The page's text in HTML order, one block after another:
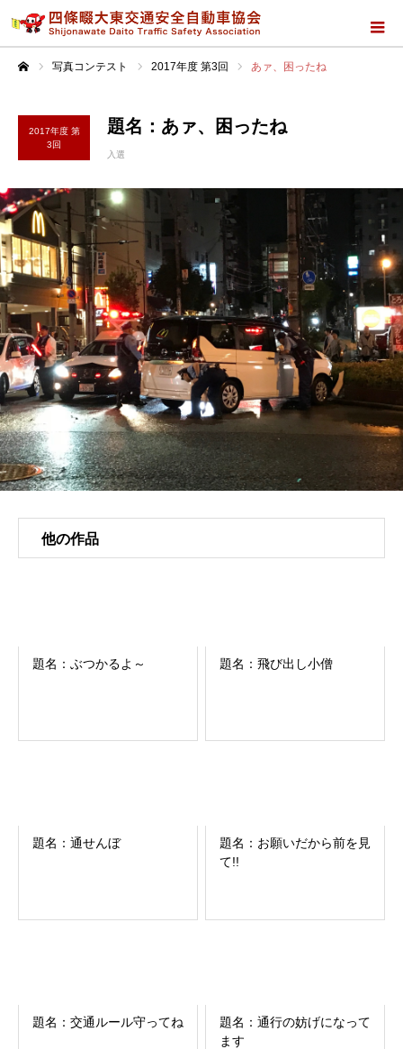
写真コンテスト 2017年度 第3回 あァ、困ったね
2017年度 第
3回
題名：あァ、困ったね
入選
他の作品
題名：ぶつかるよ～ 題名：飛び出し小僧
題名：通せんぼ
題名：お願いだから前を見
て!!
題名：交通ルール守ってね
題名：通行の妨げになって
ます